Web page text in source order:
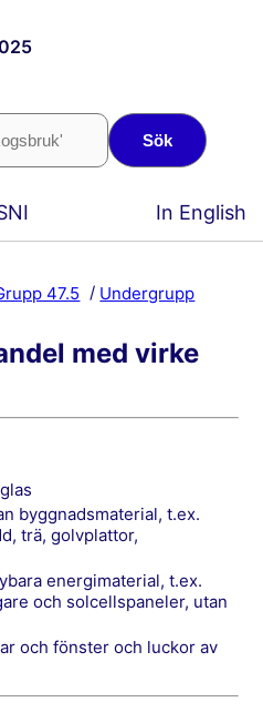
Sök
In English
47.5
Undergrupp
med virke
trä, golvplattor,
och solcellspaneler, utan